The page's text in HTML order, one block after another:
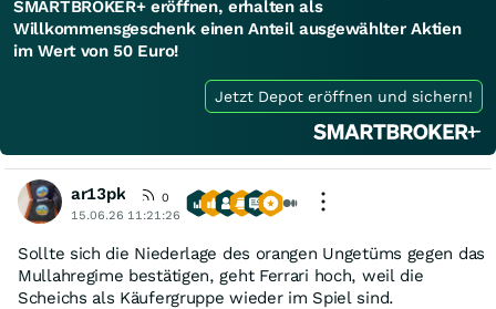
SMARTBROKER+ eröffnen, erhalten als
Willkommensgeschenk einen Anteil ausgewählter Aktien
im Wert von 50 Euro!
Jetzt Depot eröffnen und sichern!
ar13pk
0
15.06.26 11:21:26
Sollte sich die Niederlage des orangen Ungetüms gegen das
Mullahregime bestätigen, geht Ferrari hoch, weil die
Scheichs als Käufergruppe wieder im Spiel sind.